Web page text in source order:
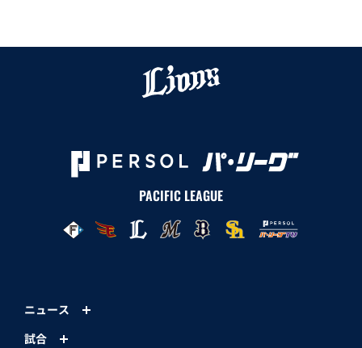
PACIFIC LEAGUE
ニュース
試合